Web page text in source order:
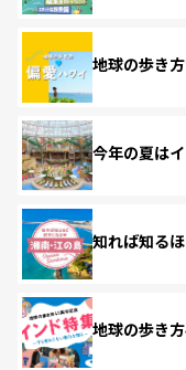
地球の歩き
今年の夏は
知れば知る
地球の歩き